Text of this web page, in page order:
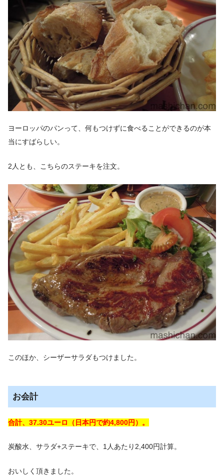
ヨーロッパのパンって、何もつけずに食べることができるのが本
当にすばらしい。
2人とも、こちらのステーキを注文。
このほか、シーザーサラダもつけました。
お会計
合計、37.30ユーロ（日本円で約4,800円）。
炭酸水、サラダ+ステーキで、1人あたり2,400円計算。
おいしく頂きました。